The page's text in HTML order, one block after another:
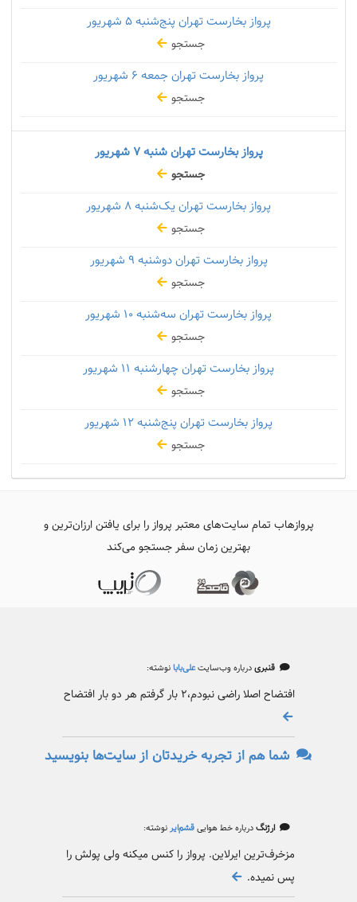
پرواز بخارست تهران پنج‌شنبه۵ شهریور
جستجو
پرواز بخارست تهران جمعه
جستجو
پرواز بخارست تهران شنبه۷ شهریور
جستجو
پرواز بخارست تهران یک‌شنبه
جستجو
پرواز بخارست تهران دوشنبه
جستجو
پرواز بخارست تهران سه‌شنبه
جستجو
پرواز بخارست تهران چهارشنبه
جستجو
پرواز بخارست تهران پنج‌شنبه
جستجو
پروازهاب تمام سایت‌های معتبر پرواز را برای یافتن ارزان‌ترین و
بهترین زمان سفر جستجو می‌کند
قنبریدرباره وب‌سایتعلی‌بابانوشته:
افتضاح اصلا راضی نبودم،۲ بار گرفتم هر دو بار افتضاح
شما هم از تجربه خریدتان از سایت‌ها بنویسید
ارژنگدرباره خط هواییقشم‌ایرنوشته:
مزخرف‌ترین ایرلاین. پرواز را کنس میکنه ولی پولش را
پس نمیده.